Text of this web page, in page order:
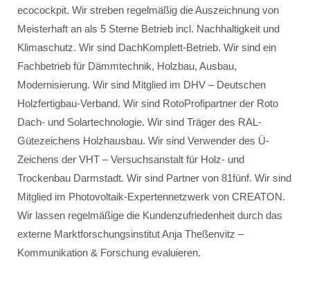
ecocockpit. Wir streben regelmäßig die Auszeichnung von
Meisterhaft an als 5 Sterne Betrieb incl. Nachhaltigkeit und
Klimaschutz. Wir sind DachKomplett-Betrieb. Wir sind ein
Fachbetrieb für Dämmtechnik, Holzbau, Ausbau,
Modernisierung. Wir sind Mitglied im DHV – Deutschen
Holzfertigbau-Verband. Wir sind RotoProfipartner der Roto
Dach- und Solartechnologie. Wir sind Träger des RAL-
Gütezeichens Holzhausbau. Wir sind Verwender des Ü-
Zeichens der VHT – Versuchsanstalt für Holz- und
Trockenbau Darmstadt. Wir sind Partner von 81fünf. Wir sind
Mitglied im Photovoltaik-Expertennetzwerk von CREATON.
Wir lassen regelmäßige die Kundenzufriedenheit durch das
externe Marktforschungsinstitut Anja Theßenvitz –
Kommunikation & Forschung evaluieren.